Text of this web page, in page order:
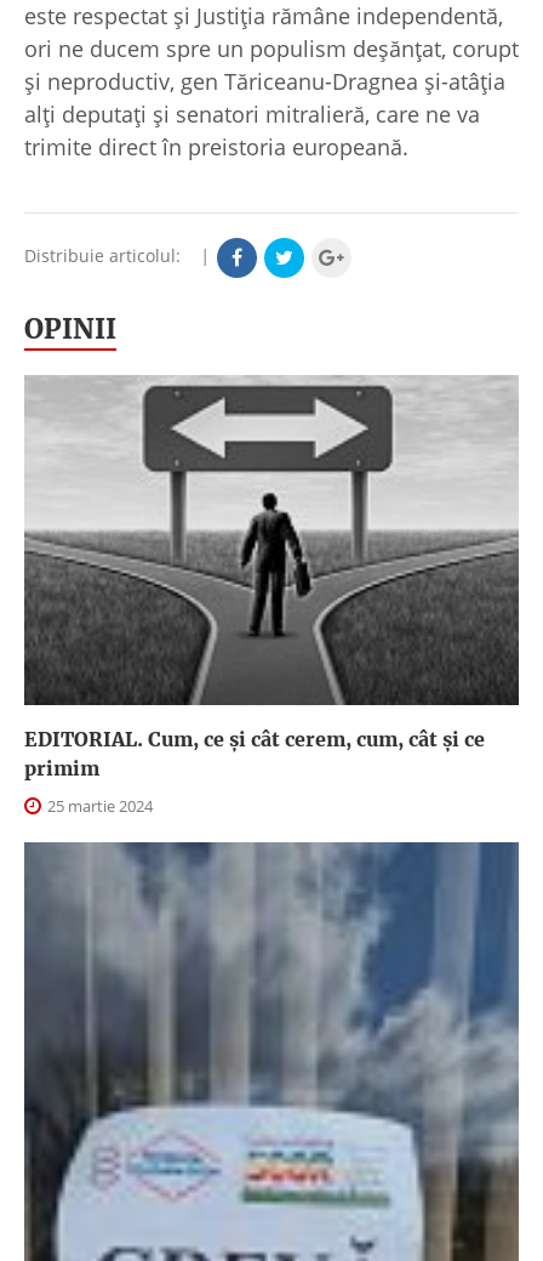
este respectat şi Justiţia rămâne independentă,
ori ne ducem spre un populism deşănţat, corupt
şi neproductiv, gen Tăriceanu-Dragnea şi-atâţia
alţi deputaţi şi senatori mitralieră, care ne va
trimite direct în preistoria europeană.
Distribuie articolul: |
OPINII
EDITORIAL. Cum, ce şi cât cerem, cum, cât şi ce
primim
25 martie 2024